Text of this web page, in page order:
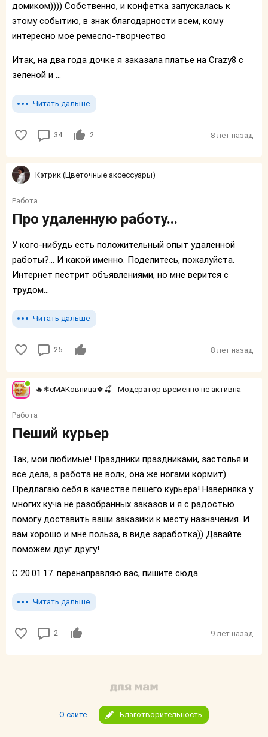
домиком)))) Собственно, и конфетка запускалась к
этому событию, в знак благодарности всем, кому
интересно мое ремесло-творчество
Итак, на два года дочке я заказала платье на Crazy8 c
зеленой и ...
Читать дальше
34 2 8 лет назад
Кэтрик (Цветочные аксессуары)
Работа
Про удаленную работу...
У кого-нибудь есть положительный опыт удаленной
работы?... И какой именно. Поделитесь, пожалуйста.
Интернет пестрит объявлениями, но мне верится с
трудом...
Читать дальше
25 8 лет назад
🔥❄сМАКовница🍀🍒 - Модератор временно не активна
Работа
Пеший курьер
Так, мои любимые! Праздники праздниками, застолья и
все дела, а работа не волк, она же ногами кормит)
Предлагаю себя в качестве пешего курьера! Наверняка у
многих куча не разобранных заказов и я с радостью
помогу доставить ваши заказики к месту назначения. И
вам хорошо и мне польза, в виде заработка)) Давайте
поможем друг другу!
С 20.01.17. перенаправляю вас, пишите сюда
Читать дальше
2 9 лет назад
О сайте Благотворительность